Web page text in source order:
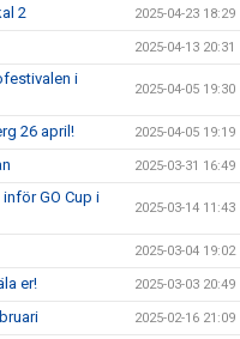
2 2025-04-23 18:29
2025-04-13 20:31
i
2025-04-05 19:30
26 april! 2025-04-05 19:19
2025-03-31 16:49
GO Cup i
2025-03-14 11:43
2025-03-04 19:02
er! 2025-03-03 20:49
2025-02-16 21:09